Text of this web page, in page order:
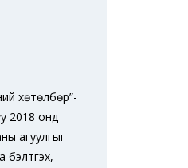
хөтөлбөр”-
2018 онд
агуулгыг
бэлтгэх,